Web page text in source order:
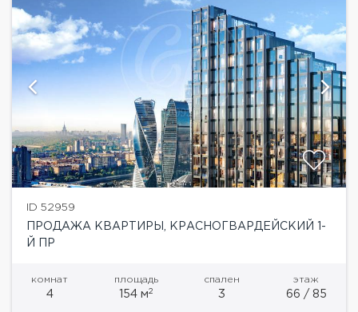
ID 52959
ПРОДАЖА КВАРТИРЫ, КРАСНОГВАРДЕЙСКИЙ 1-
Й ПР
комнат
4
площадь
154 м2
спален
3
этаж
66 / 85